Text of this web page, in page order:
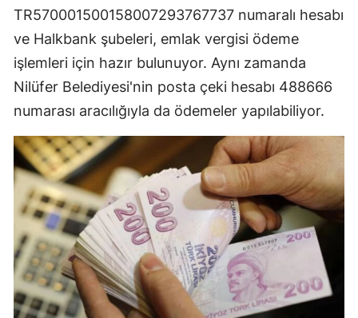
TR570001500158007293767737 numaralı hesabı
ve Halkbank şubeleri, emlak vergisi ödeme
işlemleri için hazır bulunuyor. Aynı zamanda
Nilüfer Belediyesi'nin posta çeki hesabı 488666
numarası aracılığıyla da ödemeler yapılabiliyor.